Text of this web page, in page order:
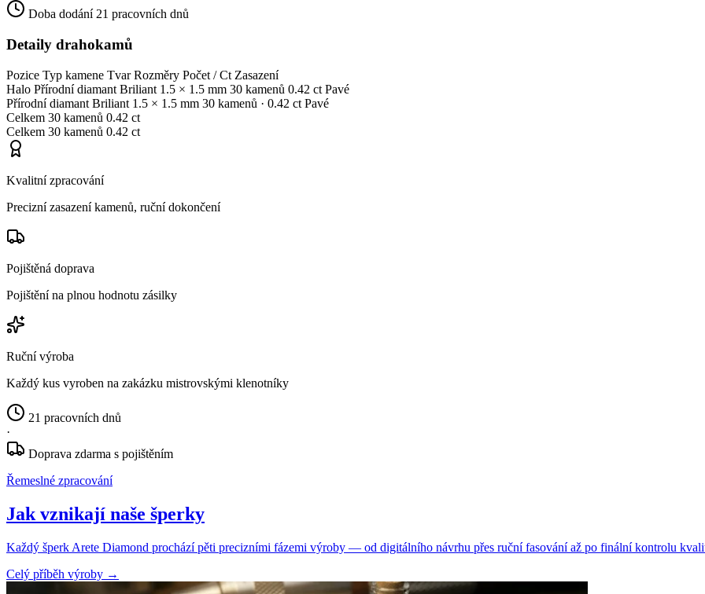
Doba dodání 21 pracovních dnů
Detaily drahokamů
Pozice Typ kamene Tvar Rozměry Počet / Ct Zasazení
Halo Přírodní diamant Briliant 1.5 × 1.5 mm 30 kamenů 0.42 ct Pavé
Přírodní diamant Briliant 1.5 × 1.5 mm 30 kamenů · 0.42 ct Pavé
Celkem 30 kamenů 0.42 ct
Celkem 30 kamenů 0.42 ct
Kvalitní zpracování
Precizní zasazení kamenů, ruční dokončení
Pojištěná doprava
Pojištění na plnou hodnotu zásilky
Ruční výroba
Každý kus vyroben na zakázku mistrovskými klenotníky
21 pracovních dnů
·
Doprava zdarma s pojištěním
Řemeslné zpracování
Jak vznikají naše šperky
Každý šperk Arete Diamond prochází pěti precizními fázemi výroby — od digitálního návrhu přes ruční fasování až po finální kontrolu
Celý příběh výroby →